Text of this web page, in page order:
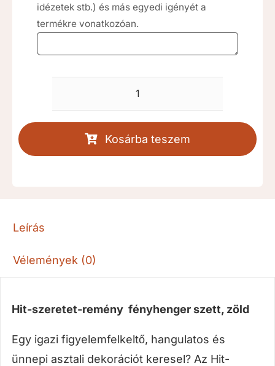
idézetek stb.) és más egyedi igényét a
termékre vonatkozóan.
Hit-
remény
Kosárba teszem
Leírás
Vélemények (0)
Hit-szeretet-remény fényhenger szett, zöld
Egy igazi figyelemfelkeltő, hangulatos és
ünnepi asztali dekorációt keresel? Az Hit-